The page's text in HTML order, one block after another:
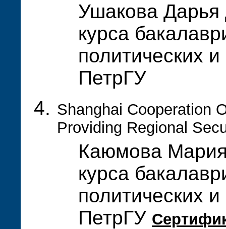
Ушакова Дарья
курса
политических
ПетрГУ
Shanghai Cooperation
Providing Regional
Каюмова
курса
политических
ПетрГУ